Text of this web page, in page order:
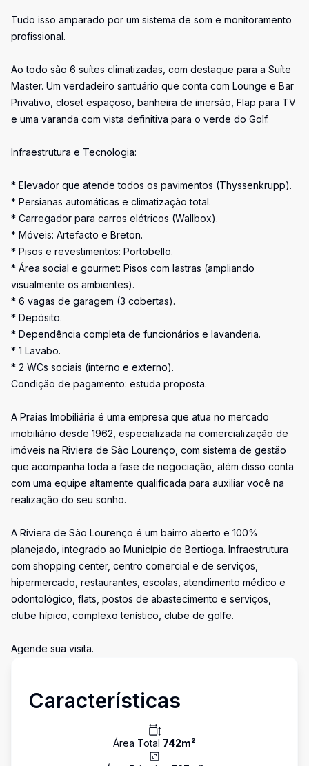
Tudo isso amparado por um sistema de som e monitoramento
profissional.
Ao todo são 6 suítes climatizadas, com destaque para a Suíte
Master. Um verdadeiro santuário que conta com Lounge e Bar
Privativo, closet espaçoso, banheira de imersão, Flap para TV
e uma varanda com vista definitiva para o verde do Golf.
Infraestrutura e Tecnologia:
* Elevador que atende todos os pavimentos (Thyssenkrupp).
* Persianas automáticas e climatização total.
* Carregador para carros elétricos (Wallbox).
* Móveis: Artefacto e Breton.
* Pisos e revestimentos: Portobello.
* Área social e gourmet: Pisos com lastras (ampliando
visualmente os ambientes).
* 6 vagas de garagem (3 cobertas).
* Depósito.
* Dependência completa de funcionários e lavanderia.
* 1 Lavabo.
* 2 WCs sociais (interno e externo).
Condição de pagamento: estuda proposta.
A Praias Imobiliária é uma empresa que atua no mercado
imobiliário desde 1962, especializada na comercialização de
imóveis na Riviera de São Lourenço, com sistema de gestão
que acompanha toda a fase de negociação, além disso conta
com uma equipe altamente qualificada para auxiliar você na
realização do seu sonho.
A Riviera de São Lourenço é um bairro aberto e 100%
planejado, integrado ao Município de Bertioga. Infraestrutura
com shopping center, centro comercial e de serviços,
hipermercado, restaurantes, escolas, atendimento médico e
odontológico, flats, postos de abastecimento e serviços,
clube hípico, complexo tenístico, clube de golfe.
Agende sua visita.
Características
Área Total 742m²